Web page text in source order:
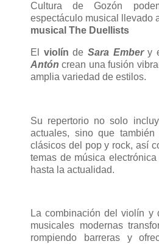
Cultura de Gozón
espectáculo musical llevado
musical The Duellists
El violín deSara Embery
Antón crean una fusión
amplia variedad de estilos.
Su repertorio no solo
actuales, sino que
clásicos del pop y rock, así
temas de música
hasta la actualidad.
La combinación del violín y
musicales modernas
rompiendo barreras y